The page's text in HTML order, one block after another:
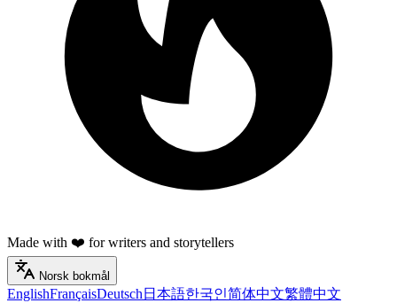
Made with ❤️ for writers and storytellers
Norsk bokmål
EnglishFrançaisDeutsch 日本語한국인简体中文繁體中文